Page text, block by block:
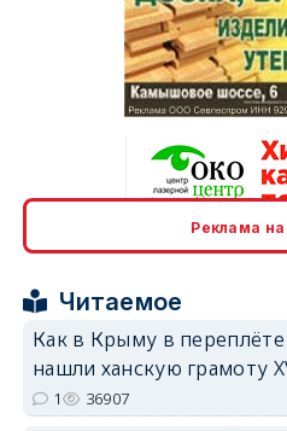
Реклама
Читаемое
Как в Крыму в
нашли ханскую грамоту
1 36907